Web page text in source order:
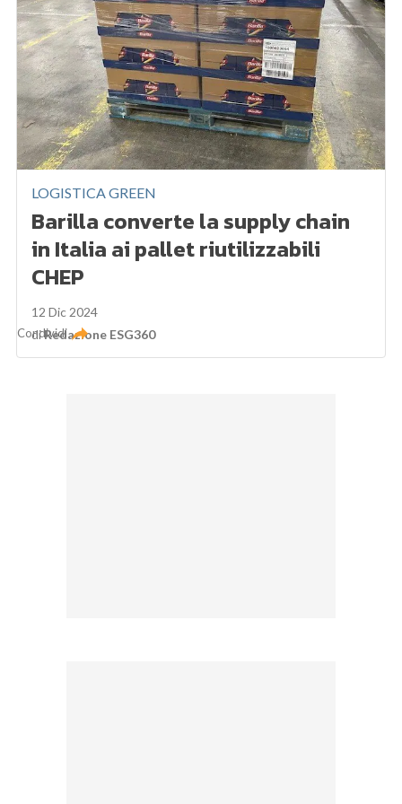
LOGISTICA GREEN
Barilla converte la supply chain
in Italia ai pallet riutilizzabili
CHEP
12 Dic 2024
diRedazione ESG360
Condividi